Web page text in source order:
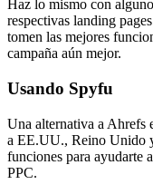
Haz lo mismo con
respectivas landing
tomen las mejores
campaña aún mejor.
Usando Spyfu
Una alternativa a Ahrefs
a EE.UU., Reino Unido
funciones para ayudarte
PPC.